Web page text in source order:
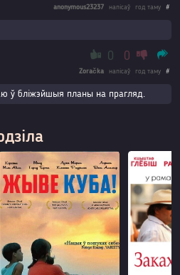
anonymous23237 напісаў год таму #
0 0
Zoračka напісаў год таму #
ў бліжэйшыя планы на прагляд.